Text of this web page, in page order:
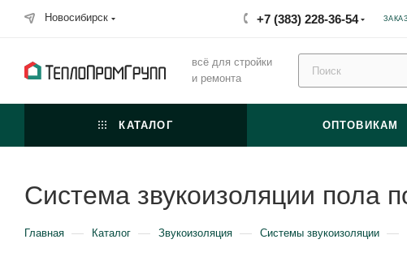
Новосибирск +7 (383) 228-36-54
всё для стройки
и ремонта
КАТАЛОГ ОПТОВИКАМ
Система звукоизоляции пола
Главная — Каталог — Звукоизоляция — Системы звукоизоляции —